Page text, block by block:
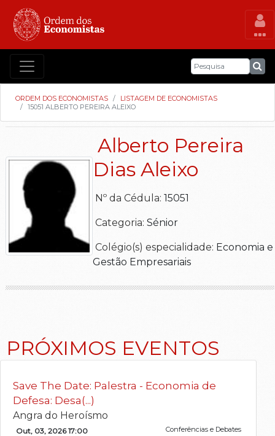
ORDEM DOS ECONOMISTAS
LISTAGEM DE ECONOMISTAS
15051 ALBERTO PEREIRA ALEIXO
Alberto Pereira
Dias Aleixo
Nº da Cédula: 15051
Categoria: Sénior
Colégio(s) especialidade: Economia e
Gestão Empresariais
PRÓXIMOS EVENTOS
Save The Date: Palestra - Economia de
Defesa: Desa(...)
Angra do Heroísmo
Out, 03, 2026 17:00 Conferências e Debates